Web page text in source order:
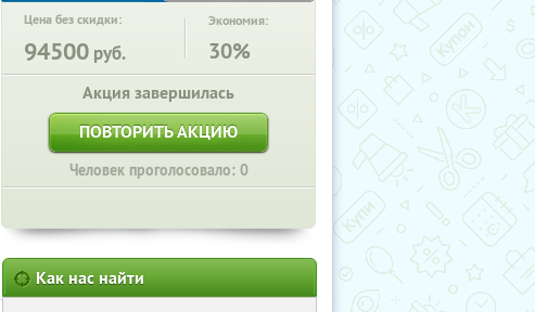
Цена без скидки:
94500 руб.
Экономия:
30%
Акция завершилась
ПОВТОРИТЬ АКЦИЮ
Человек проголосовало: 0
Как нас найти